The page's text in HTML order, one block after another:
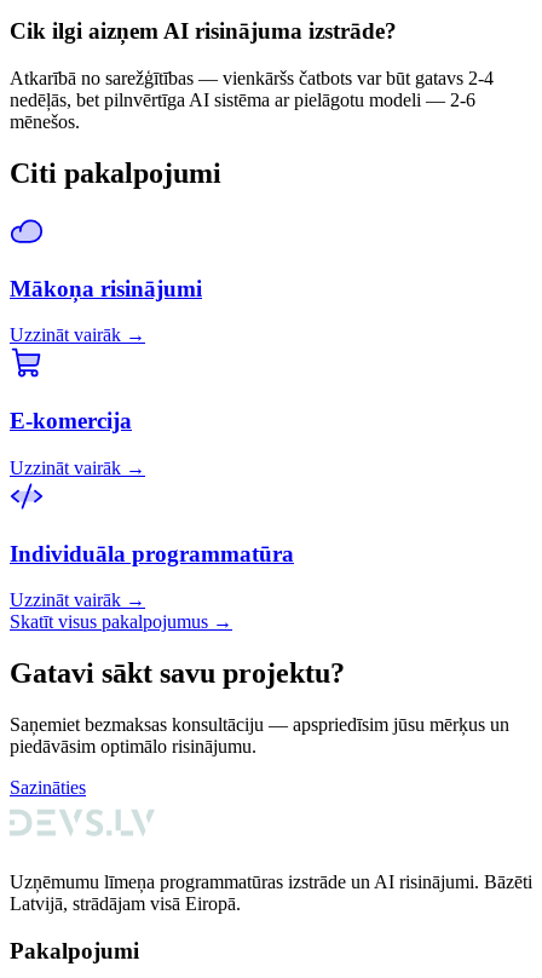
Cik ilgi aizņem AI risinājuma izstrāde?
Atkarībā no sarežģītības — vienkāršs čatbots var būt gatavs 2-4
nedēļās, bet pilnvērtīga AI sistēma ar pielāgotu modeli — 2-6
mēnešos.
Citi pakalpojumi
Mākoņa risinājumi
Uzzināt vairāk →
E-komercija
Uzzināt vairāk →
Individuāla programmatūra
Uzzināt vairāk →
Skatīt visus pakalpojumus →
Gatavi sākt savu projektu?
Saņemiet bezmaksas konsultāciju — apspriedīsim jūsu mērķus un
piedāvāsim optimālo risinājumu.
Sazināties
Uzņēmumu līmeņa programmatūras izstrāde un AI risinājumi. Bāzēti
Latvijā, strādājam visā Eiropā.
Pakalpojumi